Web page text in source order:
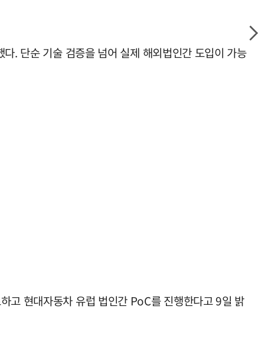
. 단순 기술 검증을 넘어 실제 해외법인간 도입이 가능
고 현대자동차 유럽 법인간 PoC를 진행한다고 9일 밝